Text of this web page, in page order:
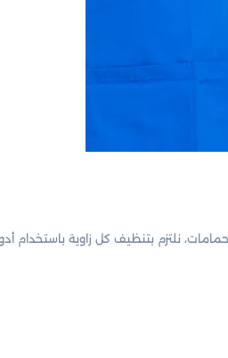
نلتزم بتنظيف كل زاوية باستخدام